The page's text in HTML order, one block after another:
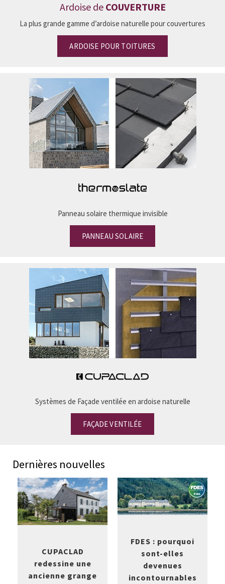
Ardoise de COUVERTURE
La plus grande gamme d’ardoise naturelle pour couvertures
ARDOISE POUR TOITURES
Panneau solaire thermique invisible
PANNEAU SOLAIRE
Systèmes de Façade ventilée en ardoise naturelle
FAÇADE VENTILÉE
Dernières nouvelles
CUPACLAD
redessine une
ancienne grange
FDES : pourquoi
sont-elles
devenues
incontournables